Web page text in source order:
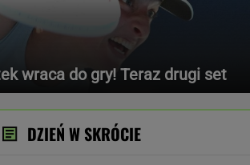
wraca do gry! Teraz drugi set
DZIEŃ W SKRÓCIE